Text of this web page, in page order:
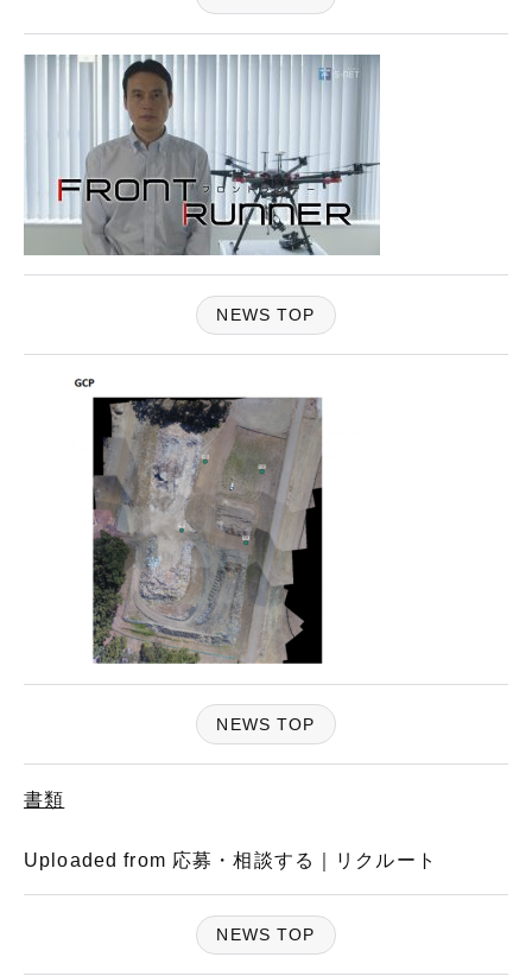
NEWS TOP
NEWS TOP
書類
Uploaded from 応募・相談する｜リクルート
NEWS TOP